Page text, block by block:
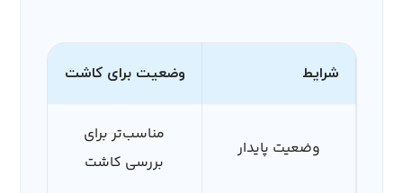
شرایط وضعیت برای کاشت
وضعیت پایدار
مناسب‌تر برای
بررسی کاشت